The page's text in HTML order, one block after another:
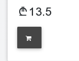
13.5